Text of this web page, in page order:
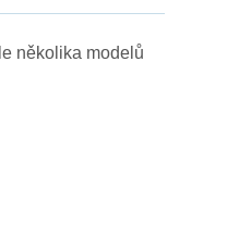
několika modelů